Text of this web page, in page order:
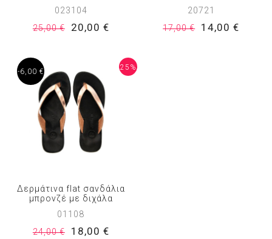
023104
25,00 €
20,00 €
20721
17,00 €
14,00 €
25%
-6,00 €
Δερμάτινα flat σανδάλια
μπρονζέ με διχάλα
01108
24,00 €
18,00 €